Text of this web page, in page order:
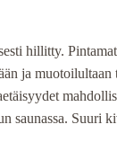
hillitty.
ja muotoilultaan
saunassa. Suuri